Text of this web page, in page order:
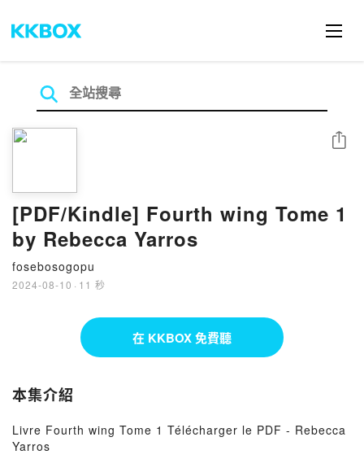
[PDF/Kindle] Fourth wing Tome 1
by Rebecca Yarros
fosebosogopu
2024-08-10 · 11 秒
分享
在 KKBOX 免費聽
本集介紹
Livre Fourth wing Tome 1 Télécharger le PDF - Rebecca
Yarros